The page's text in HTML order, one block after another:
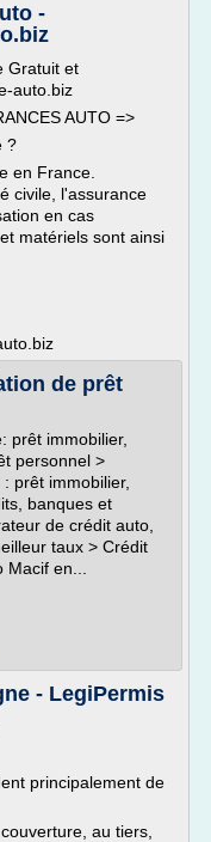
-
Gratuit et
auto.biz
AUTO =>
?
en France.
civile, l'assurance
en cas
matériels sont ainsi
de prêt
prêt immobilier,
personnel >
prêt immobilier,
banques et
de crédit auto,
taux > Crédit
en...
- LegiPermis
principalement de
au tiers,